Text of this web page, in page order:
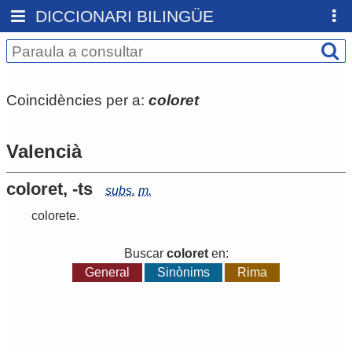
DICCIONARI BILINGÜE
Coincidències per a: coloret
Valencià
coloret, -ts subs. m.
colorete.
Buscar coloreten:
General
Sinònims Rima